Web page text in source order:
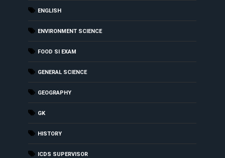
ENGLISH
ENVIRONMENT SCIENCE
FOOD SI EXAM
GENERAL SCIENCE
GEOGRAPHY
GK
HISTORY
ICDS SUPERVISOR